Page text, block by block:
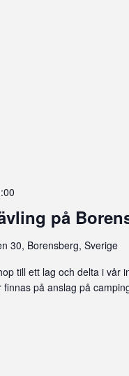
på
30, Borensberg, Sverige
till ett lag och delta i vår
på anslag på